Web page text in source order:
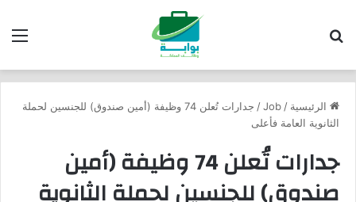
الرئيسية /
Job
/
جدارات تُعلن 74 وظيفة (أمين صندوق) للجنسين لحملة
الثانوية العامة فأعلى
جدارات تُعلن 74 وظيفة (أمين
صندوق) للجنسين لحملة الثانوية